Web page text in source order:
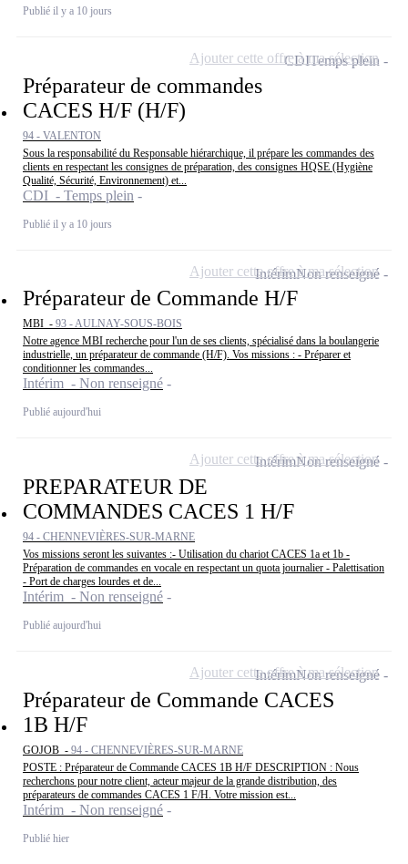
Publié il y a 10 jours
Préparateur de commandes
CACES H/F (H/F)
94 - VALENTON
Sous la responsabilité du Responsable hiérarchique, il prépare les commandes des
clients en respectant les consignes de préparation, des consignes HQSE (Hygiène
Qualité, Sécurité, Environnement) et...
CDI - Temps plein
Publié il y a 10 jours
CDITemps plein
Ajouter cette offre à ma sélection
Préparateur de Commande H/F
MBI - 93 - AULNAY-SOUS-BOIS
Notre agence MBI recherche pour l'un de ses clients, spécialisé dans la boulangerie
industrielle, un préparateur de commande (H/F). Vos missions : - Préparer et
conditionner les commandes...
Intérim - Non renseigné
Publié aujourd'hui
IntérimNon renseigné
Ajouter cette offre à ma sélection
PREPARATEUR DE
COMMANDES CACES 1 H/F
94 - CHENNEVIÈRES-SUR-MARNE
Vos missions seront les suivantes :- Utilisation du chariot CACES 1a et 1b -
Préparation de commandes en vocale en respectant un quota journalier - Palettisation
- Port de charges lourdes et de...
Intérim - Non renseigné
Publié aujourd'hui
IntérimNon renseigné
Ajouter cette offre à ma sélection
Préparateur de Commande CACES
1B H/F
GOJOB - 94 - CHENNEVIÈRES-SUR-MARNE
POSTE : Préparateur de Commande CACES 1B H/F DESCRIPTION : Nous
recherchons pour notre client, acteur majeur de la grande distribution, des
préparateurs de commandes CACES 1 F/H. Votre mission est...
Intérim - Non renseigné
Publié hier
IntérimNon renseigné
Ajouter cette offre à ma sélection